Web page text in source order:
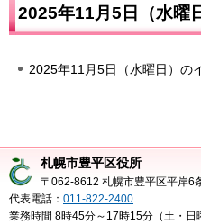
2025年11月5日（水曜
2025年11月5日（水曜日）の
札幌市豊平区役所
〒062-8612 札幌市豊平区平岸6
代表電話： 011-822-2400
業務時間 8時45分～17時15分（土・